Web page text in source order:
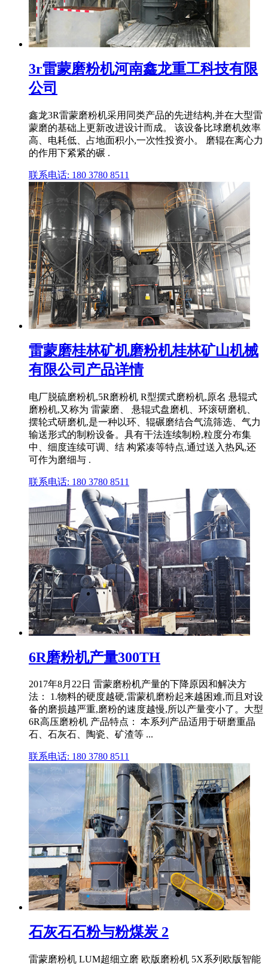
3r雷蒙磨粉机河南鑫龙重工科技有限
公司
鑫龙3R雷蒙磨粉机采用同类产品的先进结构,并在大型雷
蒙磨的基础上更新改进设计而成。 该设备比球磨机效率
高、电耗低、占地面积小,一次性投资小。 磨辊在离心力
的作用下紧紧的碾 .
联系电话: 180 3780 8511
雷蒙磨桂林矿机磨粉机桂林矿山机械
有限公司产品详情
电厂脱硫磨粉机,5R磨粉机 R型摆式磨粉机,原名 悬辊式
磨粉机,又称为 雷蒙磨、 悬辊式盘磨机、环滚研磨机、
摆轮式研磨机,是一种以环、辊碾磨结合气流筛选、气力
输送形式的制粉设备。具有干法连续制粉,粒度分布集
中、细度连续可调、结 构紧凑等特点,通过送入热风,还
可作为磨细与 .
联系电话: 180 3780 8511
6R磨粉机产量300TH
2017年8月22日 雷蒙磨粉机产量的下降原因和解决方
法： 1.物料的硬度越硬,雷蒙机磨粉起来越困难,而且对设
备的磨损越严重,磨粉的速度越慢,所以产量变小了。大型
6R高压磨粉机 产品特点： 本系列产品适用于研磨重晶
石、石灰石、陶瓷、矿渣等 ...
联系电话: 180 3780 8511
石灰石石粉与粉煤炭 2
雷蒙磨粉机 LUM超细立磨 欧版磨粉机 5X系列欧版智能